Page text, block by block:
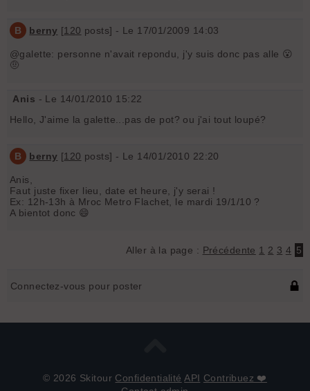
B berny [120 posts] - Le 17/01/2009 14:03
@galette: personne n'avait repondu, j'y suis donc pas alle 😮
🤨
Anis - Le 14/01/2010 15:22
Hello, J'aime la galette...pas de pot? ou j'ai tout loupé?
B berny [120 posts] - Le 14/01/2010 22:20
Anis,
Faut juste fixer lieu, date et heure, j'y serai !
Ex: 12h-13h à Mroc Metro Flachet, le mardi 19/1/10 ?
A bientot donc 😄
Aller à la page : Précédente 1 2 3 4 5
Connectez-vous pour poster
© 2026 Skitour Confidentialité API Contribuez ❤️